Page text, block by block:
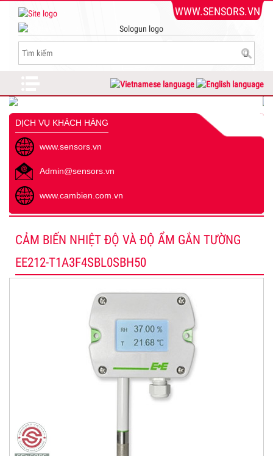
WWW.SENSORS.VN
DỊCH VỤ KHÁCH HÀNG
www.sensors.vn
Admin@sensors.vn
www.cambien.com.vn
CẢM BIẾN NHIỆT ĐỘ VÀ ĐỘ ẨM GẮN TƯỜNG
EE212-T1A3F4SBL0SBH50